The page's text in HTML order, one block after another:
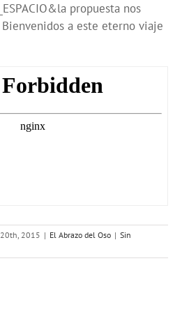
propuesta nos
a este eterno viaje
2015 | El Abrazo del Oso | Sin